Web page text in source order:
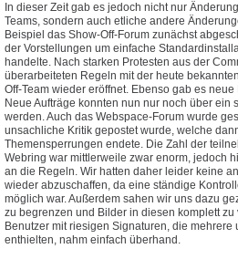
In dieser Zeit gab es jedoch nicht nur
Teams, sondern auch etliche andere
Beispiel das Show-Off-Forum zunächst
der Vorstellungen um einfache
handelte. Nach starken Protesten aus der
überarbeiteten Regeln mit der heute
Off-Team wieder eröffnet. Ebenso gab es
Neue Aufträge konnten nun nur noch über ein
werden. Auch das Webspace-Forum wurde
unsachliche Kritik gepostet wurde, welche
Themensperrungen endete. Die Zahl der
Webring war mittlerweile zwar enorm, jedoch
an die Regeln. Wir hatten daher leider keine
wieder abzuschaffen, da eine ständige
möglich war. Außerdem sahen wir uns dazu
zu begrenzen und Bilder in diesen komplett
Benutzer mit riesigen Signaturen, die
enthielten, nahm einfach überhand.